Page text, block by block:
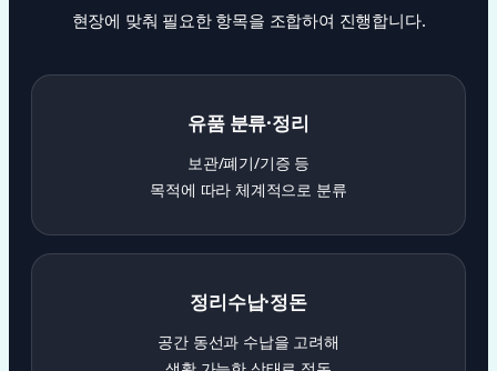
현장에 맞춰 필요한 항목을 조합하여 진행합니다.
유품 분류·정리
보관/폐기/기증 등
목적에 따라 체계적으로 분류
정리수납·정돈
공간 동선과 수납을 고려해